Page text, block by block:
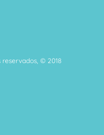
reservados, © 2018